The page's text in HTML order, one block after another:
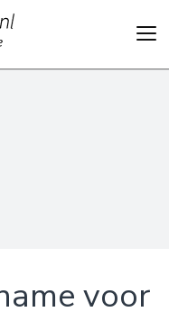
voor